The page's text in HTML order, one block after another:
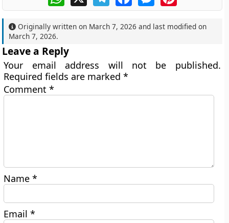
Originally written on March 7, 2026 and last modified on
March 7, 2026.
Leave a Reply
Your email address will not be published.
Required fields are marked*
Comment*
Name*
Email*